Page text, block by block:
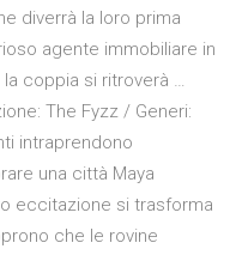
diverrà la loro prima
agente immobiliare in
coppia si ritroverà …
The Fyzz / Generi:
intraprendono
una città Maya
eccitazione si trasforma
che le rovine